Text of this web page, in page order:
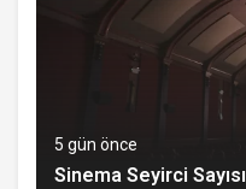
5 gün önce
Sinema Seyirci Sayısı